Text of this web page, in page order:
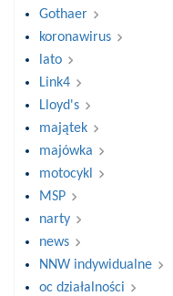
Gothaer
koronawirus
lato
Link4
Lloyd's
majątek
majówka
motocykl
MSP
narty
news
NNW indywidualne
oc działalności